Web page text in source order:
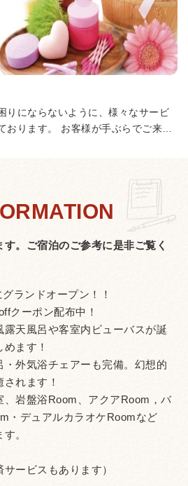
りにならないように、様々なサービ
おります。 お客様が手ぶらでご来店
。 ご宿泊のご参考に是非ご覧く
ランドオープン！！
クーポン配布中！
天風呂や客室内ビューバスが誕
ます！
・外気浴チェアーも完備。幻想的
れます！
、岩盤浴Room、アクアRoom，バ
・デュアルカラオケRoomなど
。
サービスもあります）